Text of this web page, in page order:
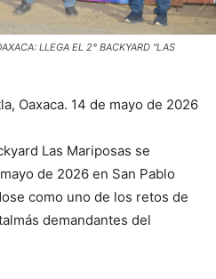
LLEGA EL 2° BACKYARD "LAS
Oaxaca. 14 de mayo de 2026
Las Mariposas se
de 2026 en San Pablo
como uno de los retos de
demandantes del